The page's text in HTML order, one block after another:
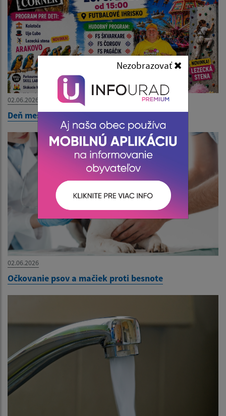
02.06.2026
Deň mestskej časti - Pozvánka
02.06.2026
Očkovanie psov a mačiek proti besnote
Nezobrazovať